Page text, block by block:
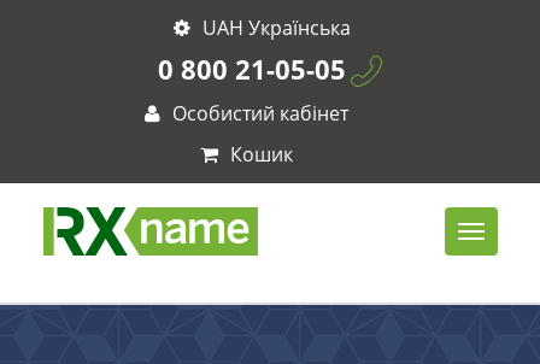
UAH Українська
0 800 21-05-05
Особистий кабінет
Кошик